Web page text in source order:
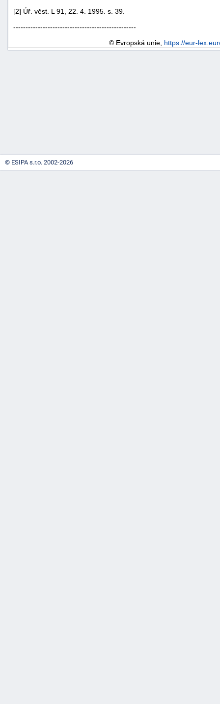
[2] Úř. věst. L 91, 22. 4. 1995. s. 39.
--------------------------------------------------
© Evropská unie, https://eur-
© ESIPA s.r.o. 2002-2026